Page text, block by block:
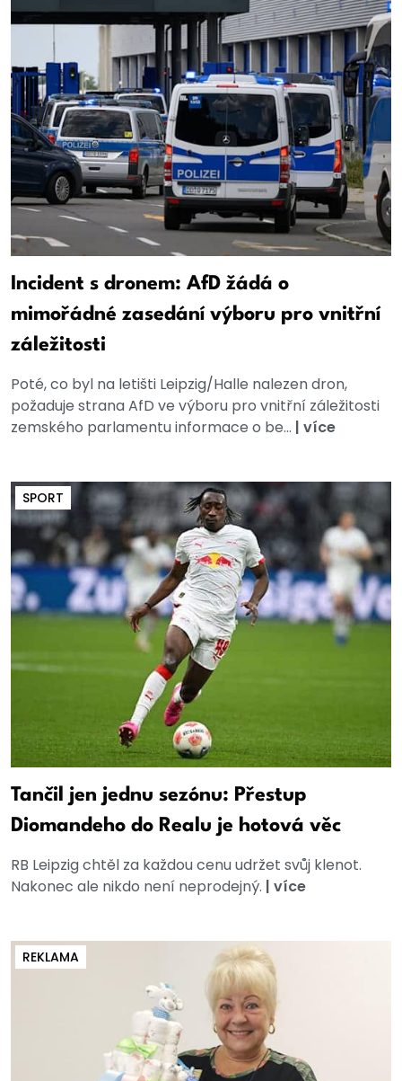
Incident s dronem: AfD žádá o
mimořádné zasedání výboru pro vnitřní
záležitosti
Poté, co byl na letišti Leipzig/Halle nalezen dron,
požaduje strana AfD ve výboru pro vnitřní záležitosti
zemského parlamentu informace o be... | více
SPORT
Tančil jen jednu sezónu: Přestup
Diomandeho do Realu je hotová věc
RB Leipzig chtěl za každou cenu udržet svůj klenot.
Nakonec ale nikdo není neprodejný. | více
REKLAMA